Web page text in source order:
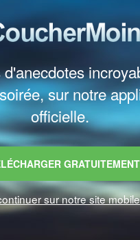
sur notre
officielle.
GRATUITEMENT
sur notre site mobile